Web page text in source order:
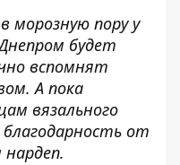
морозную пору у
будет
вспомнят
А пока
вязального
от